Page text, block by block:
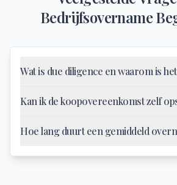
Bedrijfsovername
Wat is due diligence en waarom is
Kan ik de koopovereenkomst zelf
Hoe lang duurt een gemiddeld